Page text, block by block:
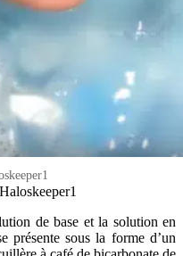
de base et la solution en
présente sous la forme d’un